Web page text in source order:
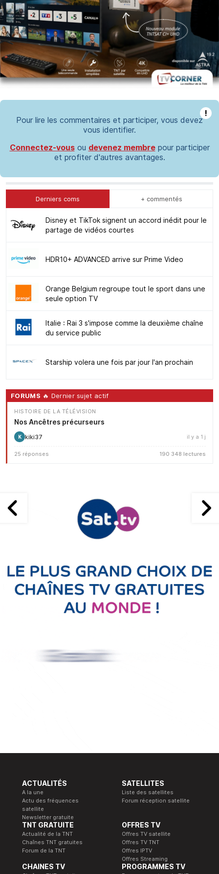
!
Pour lire les commentaires et participer, vous devez
vous identifier.
Connectez-vousou devenez membrepour participer
et profiter d'autres avantages.
Derniers coms + commentés
Disney et TikTok signent un accord inédit pour le
partage de vidéos courtes
HDR10+ ADVANCED arrive sur Prime Video
Orange Belgium regroupe tout le sport dans une
seule option TV
Italie : Rai 3 s'impose comme la deuxième chaîne
du service public
Starship volera une fois par jour l'an prochain
FORUMS 🔥 Dernier sujet actif
HISTOIRE DE LA TÉLÉVISION
Nos Ancêtres précurseurs
K kiki37 il y a 1 j
25 réponses 190 348 lectures
ACTUALITÉS
A la une
Actu des fréquences
satellite
Newsletter gratuite
SATELLITES
Liste des satellites
Forum réception satellite
TNT GRATUITE
Actualité de la TNT
Chaînes TNT gratuites
Forum de la TNT
OFFRES TV
Offres TV satellite
Offres TV TNT
Offres IPTV
Offres Streaming
CHAINES TV PROGRAMMES TV